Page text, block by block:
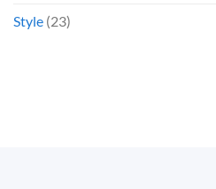
Style (23)